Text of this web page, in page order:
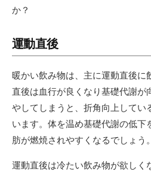
か？
運動直後
暖かい飲み物は、主に運動直後に
直後は血行が良くなり基礎代謝が
やしてしまうと、折角向上してい
います。体を温め基礎代謝の低下
肪が燃焼されやすくなるでしょう。
運動直後は冷たい飲み物が欲しく